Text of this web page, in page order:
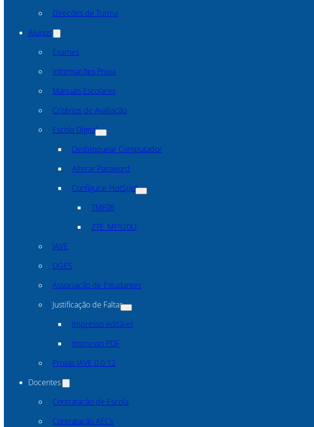
Direcões de Turma
Alunos
Exames
Informações Prova
Manuais Escolares
Critérios de Avaliação
Escola Digital
Desbloquear Computador
Alterar Password
Configurar HotSpot
TMF08
ZTE_MF920U
IAVE
DGES
Associação de Estudantes
Justificação de Faltas
Impresso editável
Impresso PDF
Provas IAVE 0.0.12
Docentes
Contratação de Escola
Contratação AECs